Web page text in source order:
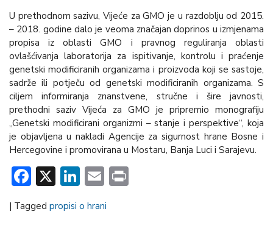
U prethodnom sazivu, Vijeće za GMO je u razdoblju od 2015.
– 2018. godine dalo je veoma značajan doprinos u izmjenama
propisa iz oblasti GMO i pravnog reguliranja oblasti
ovlašćivanja laboratorija za ispitivanje, kontrolu i praćenje
genetski modificiranih organizama i proizvoda koji se sastoje,
sadrže ili potječu od genetski modificiranih organizama. S
ciljem informiranja znanstvene, stručne i šire javnosti,
prethodni saziv Vijeća za GMO je pripremio monografiju
„Genetski modificirani organizmi – stanje i perspektive“, koja
je objavljena u nakladi Agencije za sigurnost hrane Bosne i
Hercegovine i promovirana u Mostaru, Banja Luci i Sarajevu.
Facebook
X LinkedIn
Email
| Tagged propisi o hrani